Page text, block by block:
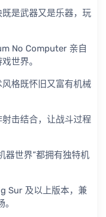
是武器又是乐器，玩
No Computer 亲自
世界。
格既怀旧又富有机械
击结合，让战斗过程
器世界”都拥有独特机
Sur 及以上版本，兼